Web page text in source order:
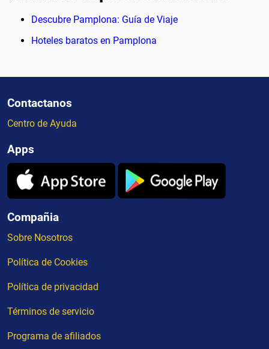
Descubre Pamplona: Guía de Viaje
Hoteles baratos en Pamplona
Contactanos
Centro de Ayuda
Apps
Compañia
Sobre Nosotros
Política de Cookies
Política de privacidad
Términos de servicio
Programa de afiliados